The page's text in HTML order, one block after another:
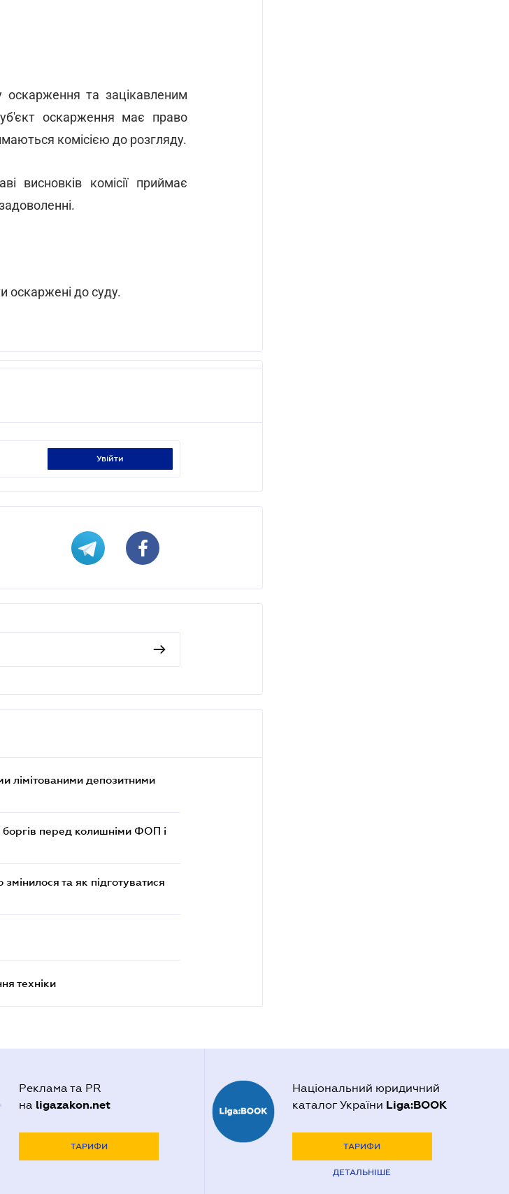
та зацікавленим
оскарження має право
комісією до розгляду.
висновків комісії приймає
оскаржені до суду.
увійти
лімітованими депозитними
перед колишніми ФОП і
та як підготуватися
техніки
Реклама та PR
на ligazakon.net
ТАРИФИ
Національний юридичний
каталог України Liga:BOOK
ТАРИФИ
ДЕТАЛЬНІШЕ